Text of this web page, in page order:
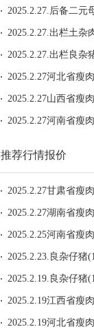
统计
2025.2.27.后备二元
2025.2.27.出栏土杂
2025.2.27.出栏良杂
价格统计
2025.2.27河北省瘦
格
2025.2.27山西省瘦
格
2025.2.27河南省瘦
推荐行情报价
2025.2.27甘肃省瘦
格
2025.2.27湖南省瘦
格
2025.2.25河南省瘦
格
2025.2.23.良杂仔猪
统计
2025.2.19.良杂仔猪
统计
2025.2.19江西省瘦
格
2025.2.19河北省瘦